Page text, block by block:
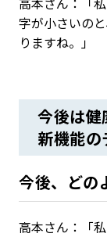
字が小さいの
りますね。」
今後は健
新機能の
今後、どの
高本さん：「